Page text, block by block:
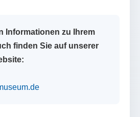
Informationen zu Ihrem
finden Sie auf unserer